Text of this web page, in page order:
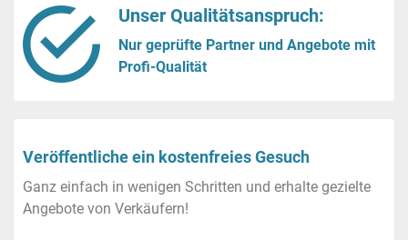
Unser Qualitätsanspruch:
Nur geprüfte Partner und Angebote mit
Profi-Qualität
Veröffentliche ein kostenfreies Gesuch
Ganz einfach in wenigen Schritten und erhalte gezielte
Angebote von Verkäufern!